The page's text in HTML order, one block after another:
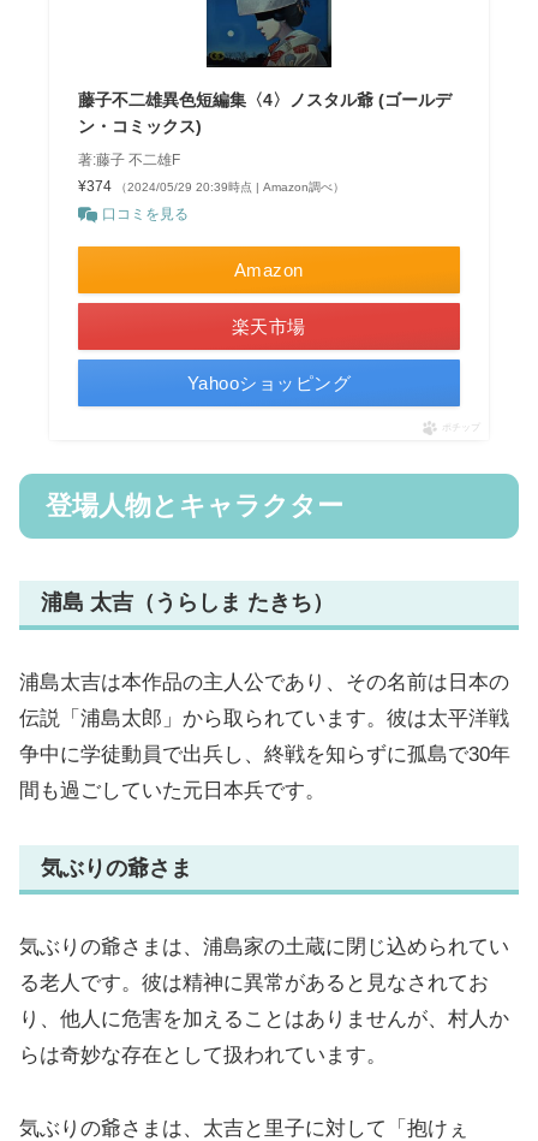
藤子不二雄異色短編集〈4〉ノスタル爺 (ゴールデ
ン・コミックス)
著:藤子 不二雄F
¥374
（2024/05/29 20:39時点 | Amazon調べ）
口コミを見る
Amazon
楽天市場
Yahooショッピング
ポチップ
登場人物とキャラクター
浦島 太吉（うらしま たきち）
浦島太吉は本作品の主人公であり、その名前は日本の
伝説「浦島太郎」から取られています。彼は太平洋戦
争中に学徒動員で出兵し、終戦を知らずに孤島で30年
間も過ごしていた元日本兵です。
気ぶりの爺さま
気ぶりの爺さまは、浦島家の土蔵に閉じ込められてい
る老人です。彼は精神に異常があると見なされてお
り、他人に危害を加えることはありませんが、村人か
らは奇妙な存在として扱われています。
気ぶりの爺さまは、太吉と里子に対して「抱けぇ